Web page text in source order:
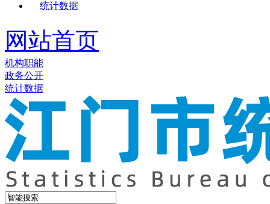
统计数据
网站首页
机构职能
政务公开
统计数据